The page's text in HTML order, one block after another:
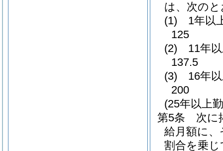
は、次の
(1)
1年以
125
(2)
11年
137.5
(3)
16年
200
(25年以上
第5条
次に
給月額に
割合を乗